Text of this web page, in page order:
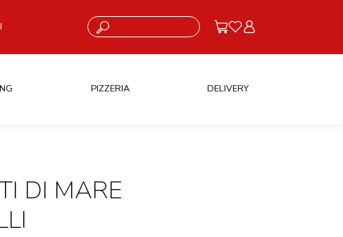
Cosa stai cercando?
PIZZERIA DELIVERY
DI MARE